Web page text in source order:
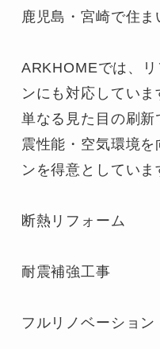
鹿児島・宮崎で住ま
ARKHOMEでは、
ンにも対応していま
単なる見た目の刷
震性能・空気環境を
ンを得意としていま
断熱リフォーム
耐震補強工事
フルリノベーション